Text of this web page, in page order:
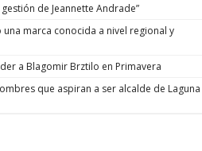
de Jeannette Andrade”
marca conocida a nivel regional y
a Blagomir Brztilo en Primavera
que aspiran a ser alcalde de Laguna